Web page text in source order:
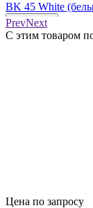
BK 45 White
В корзину
PrevNext
С этим товаром
Цена по запросу